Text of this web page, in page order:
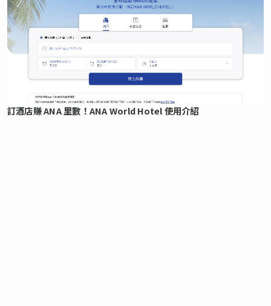
訂酒店賺 ANA 里數！ANA World Hotel 使用介紹